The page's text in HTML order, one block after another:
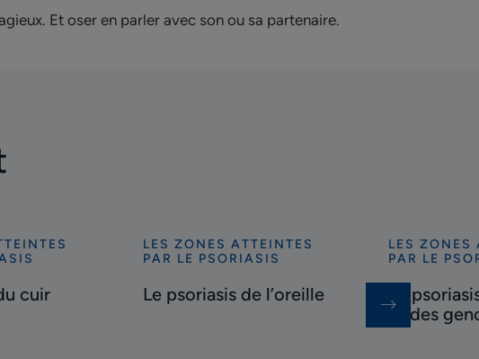
Et oser en parler avec son ou sa partenaire.
cuir
Découvrir
psoriasis
LES ZONES ATTEINTES
PAR LE PSORIASIS
Le psoriasis de l’oreille
Découvrir
psoriasis
des
LES ZONES
PAR LE
Le
et des